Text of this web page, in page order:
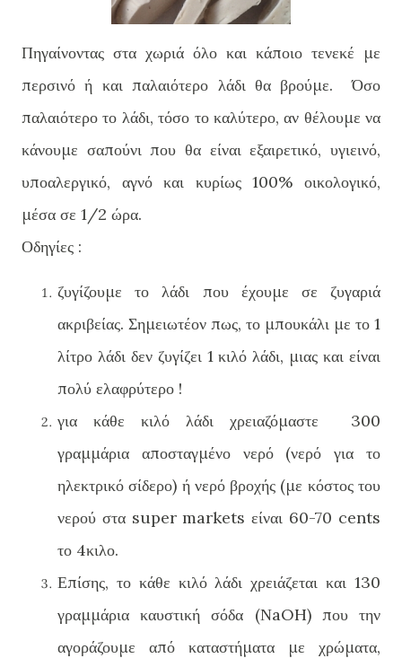
Πηγαίνοντας στα χωριά όλο και κάποιο τενεκέ με
περσινό ή και παλαιότερο λάδι θα βρούμε. Όσο
παλαιότερο το λάδι, τόσο το καλύτερο, αν θέλουμε να
κάνουμε σαπούνι που θα είναι εξαιρετικό, υγιεινό,
υποαλεργικό, αγνό και κυρίως 100% οικολογικό,
μέσα σε 1/2 ώρα.
Οδηγίες :
ζυγίζουμε το λάδι που έχουμε σε ζυγαριά
ακριβείας. Σημειωτέον πως, το μπουκάλι με το 1
λίτρο λάδι δεν ζυγίζει 1 κιλό λάδι, μιας και είναι
πολύ ελαφρύτερο !
για κάθε κιλό λάδι χρειαζόμαστε 300
γραμμάρια αποσταγμένο νερό (νερό για το
ηλεκτρικό σίδερο) ή νερό βροχής (με κόστος του
νερού στα super markets είναι 60-70 cents
το 4κιλο.
Επίσης, το κάθε κιλό λάδι χρειάζεται και 130
γραμμάρια καυστική σόδα (ΝaOH) που την
αγοράζουμε από καταστήματα με χρώματα,